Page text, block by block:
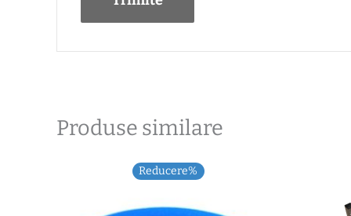
Produse similare
Reducere%